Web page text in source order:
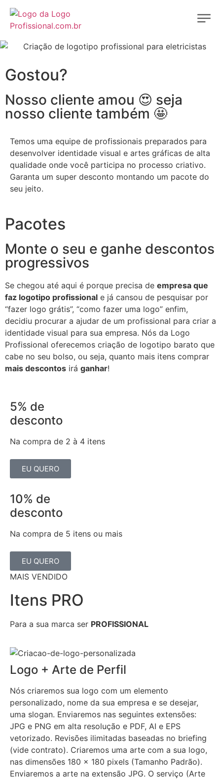
Gostou?
Nosso cliente amou 😍 seja
nosso cliente também 🤩
Temos uma equipe de profissionais preparados para
desenvolver identidade visual e artes gráficas de alta
qualidade onde você participa no processo criativo.
Garanta um super desconto montando um pacote do
seu jeito.
Pacotes
Monte o seu e ganhe descontos
progressivos
Se chegou até aqui é porque precisa de empresa que
faz logotipo profissional e já cansou de pesquisar por
“fazer logo grátis”, “como fazer uma logo” enfim,
decidiu procurar a ajudar de um profissional para criar a
identidade visual para sua empresa. Nós da Logo
Profissional oferecemos criação de logotipo barato que
cabe no seu bolso, ou seja, quanto mais itens comprar
mais descontos irá ganhar!
5% de
desconto
Na compra de 2 à 4 itens
EU QUERO
10% de
desconto
Na compra de 5 itens ou mais
EU QUERO
MAIS VENDIDO
Itens PRO
Para a sua marca ser PROFISSIONAL
Logo + Arte de Perfil
Nós criaremos sua logo com um elemento
personalizado, nome da sua empresa e se desejar,
uma slogan. Enviaremos nas seguintes extensões:
JPG e PNG em alta resolução e PDF, AI e EPS
vetorizado. Revisões ilimitadas baseadas no briefing
(vide contrato). Criaremos uma arte com a sua logo,
nas dimensões 180 x 180 pixels (Tamanho Padrão).
Enviaremos a arte na extensão JPG. O serviço (Arte